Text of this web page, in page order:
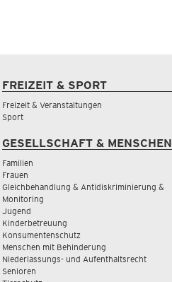
FREIZEIT & SPORT
Freizeit & Veranstaltungen
Sport
GESELLSCHAFT & MENSCHEN
Familien
Frauen
Gleichbehandlung & Antidiskriminierung &
Monitoring
Jugend
Kinderbetreuung
Konsumentenschutz
Menschen mit Behinderung
Niederlassungs- und Aufenthaltsrecht
Senioren